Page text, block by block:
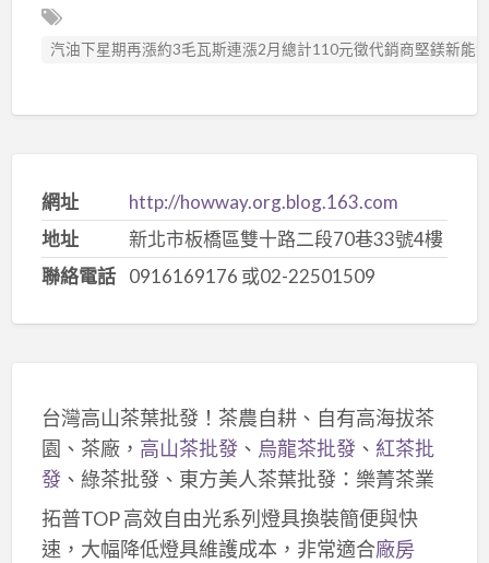
汽油下星期再漲約3毛瓦斯連漲2月總計110元徵代銷商堅鎂新能
網址
http://howway.org.blog.163.com
地址
新北市板橋區雙十路二段70巷33號4樓
聯絡電話
0916169176 或02-22501509
台灣高山茶葉批發！茶農自耕、自有高海拔茶
園、茶廠， 高山茶批發、 烏龍茶批發、 紅茶批
發、綠茶批發、東方美人茶葉批發：樂菁茶業
拓普TOP 高效自由光系列燈具換裝簡便與快
速，大幅降低燈具維護成本，非常適合廠房